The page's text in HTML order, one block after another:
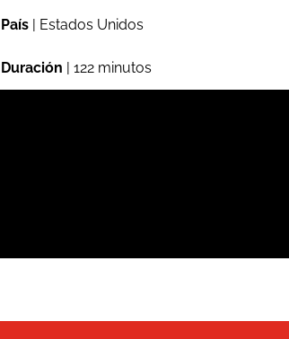
País | Estados Unidos
Duración | 122 minutos